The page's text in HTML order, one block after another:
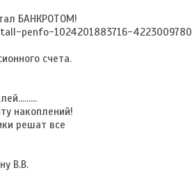
БАНКРОТОМ!
penfo-1024201883716-4223009780
счета.
накоплений!
решат все
В.В.